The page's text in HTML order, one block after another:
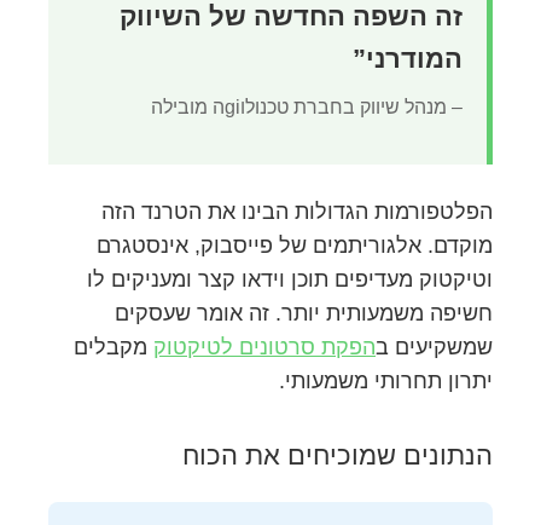
זה השפה החדשה של השיווק
המודרני”
– מנהל שיווק בחברת טכנולוgiה מובילה
הפלטפורמות הגדולות הבינו את הטרנד הזה
מוקדם. אלגוריתמים של פייסבוק, אינסטגרם
וטיקטוק מעדיפים תוכן וידאו קצר ומעניקים לו
חשיפה משמעותית יותר. זה אומר שעסקים
שמשקיעים בהפקת סרטונים לטיקטוק מקבלים
יתרון תחרותי משמעותי.
הנתונים שמוכיחים את הכוח